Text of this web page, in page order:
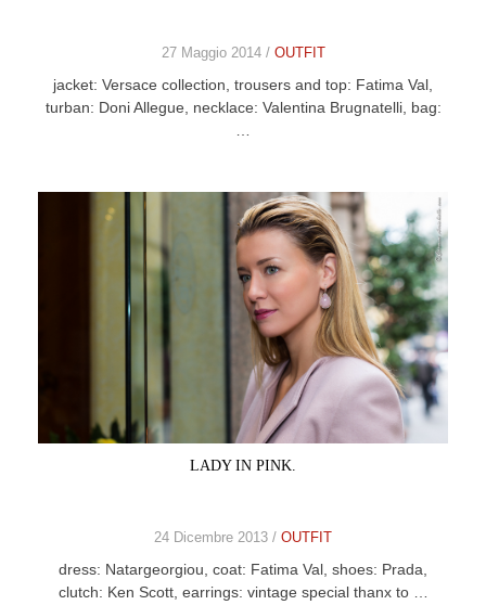
27 Maggio 2014 / OUTFIT
jacket: Versace collection, trousers and top: Fatima Val,
turban: Doni Allegue, necklace: Valentina Brugnatelli, bag:
LADY IN PINK.
24 Dicembre 2013 / OUTFIT
dress: Natargeorgiou, coat: Fatima Val, shoes: Prada,
clutch: Ken Scott, earrings: vintage special thanx to …